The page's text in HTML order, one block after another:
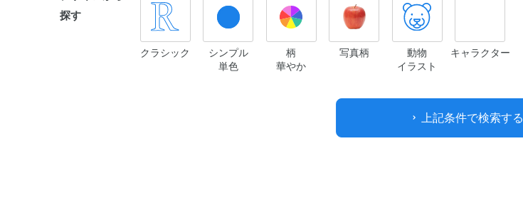
探す
クラシック
シンプル
単色
柄
華やか
写真柄
動物
イラスト
キャラクター
上記条件で検索する